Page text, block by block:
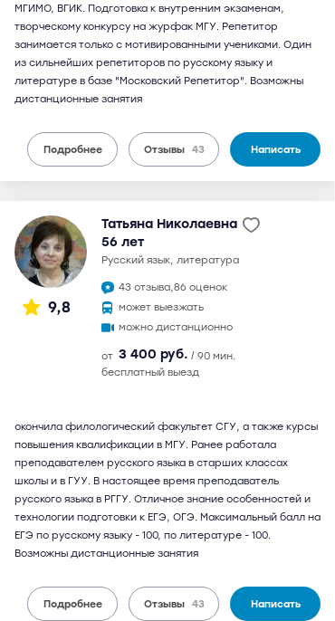
МГИМО, ВГИК. Подготовка к внутренним экзаменам,
творческому конкурсу на журфак МГУ. Репетитор
занимается только с мотивированными учениками. Один
из сильнейших репетиторов по русскому языку и
литературе в базе "Московский Репетитор". Возможны
дистанционные занятия
Подробнее Отзывы 43 Написать
9,8
Татьяна Николаевна
56 лет
русский язык, литература
43 отзыва,86 оценок
может выезжать
можно дистанционно
от 3 400 руб. / 90 мин.
бесплатный выезд
окончила филологический факультет СГУ, а также курсы
повышения квалификации в МГУ. Ранее работала
преподавателем русского языка в старших классах
школы и в ГУУ. В настоящее время преподаватель
русского языка в РГГУ. Отличное знание особенностей и
технологии подготовки к ЕГЭ, ОГЭ. Максимальный балл на
ЕГЭ по русскому языку - 100, по литературе - 100.
Возможны дистанционные занятия
Подробнее Отзывы 43 Написать